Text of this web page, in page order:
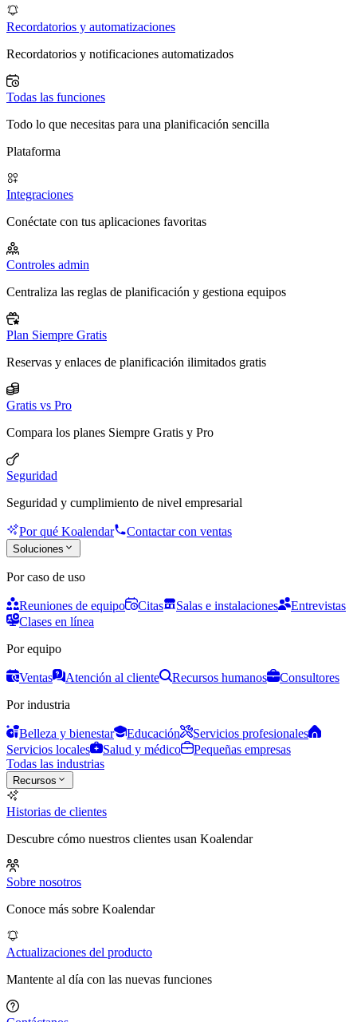
Recordatorios y automatizaciones
Recordatorios y notificaciones automatizados
Todas las funciones
Todo lo que necesitas para una planificación sencilla
Plataforma
Integraciones
Conéctate con tus aplicaciones favoritas
Controles admin
Centraliza las reglas de planificación y gestiona equipos
Plan Siempre Gratis
Reservas y enlaces de planificación ilimitados gratis
Gratis vs Pro
Compara los planes Siempre Gratis y Pro
Seguridad
Seguridad y cumplimiento de nivel empresarial
Por qué Koalendar Contactar con ventas
Soluciones
Por caso de uso
Reuniones de equipo Citas Salas e instalaciones
Entrevistas
Clases en línea
Por equipo
Ventas Atención al cliente Recursos humanos
Consultores
Por industria
Belleza y bienestar Educación
Servicios profesionales
Servicios locales
Salud y médico
Pequeñas empresas
Todas las industrias
Recursos
Historias de clientes
Descubre cómo nuestros clientes usan Koalendar
Sobre nosotros
Conoce más sobre Koalendar
Actualizaciones del producto
Mantente al día con las nuevas funciones